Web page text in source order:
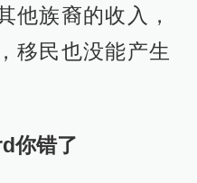
他族裔的收入，
移民也没能产生
你错了